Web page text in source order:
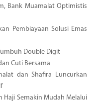
Bank Muamalat Optimistis
Pembiayaan Solusi Emas
Double Digit
Cuti Bersama
dan Shafira Luncurkan
Haji Semakin Mudah Melalui